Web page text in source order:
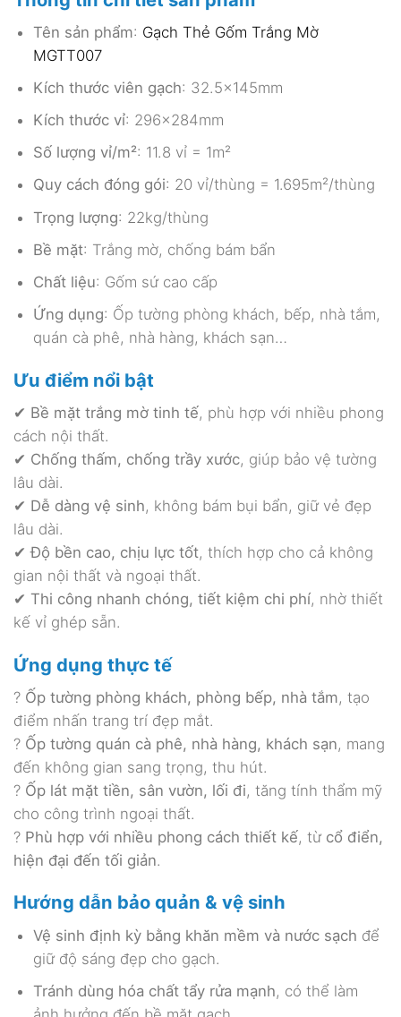
Tên sản phẩm: Gạch Thẻ Gốm Trắng Mờ
MGTT007
Kích thước viên gạch: 32.5x145mm
Kích thước vỉ: 296x284mm
Số lượng vỉ/m²: 11.8 vỉ = 1m²
Quy cách đóng gói: 20 vỉ/thùng = 1.695m²/thùng
Trọng lượng: 22kg/thùng
Bề mặt: Trắng mờ, chống bám bẩn
Chất liệu: Gốm sứ cao cấp
Ứng dụng: Ốp tường phòng khách, bếp, nhà tắm,
quán cà phê, nhà hàng, khách sạn…
Ưu điểm nổi bật
✔ Bề mặt trắng mờ tinh tế, phù hợp với nhiều phong
cách nội thất.
✔ Chống thấm, chống trầy xước, giúp bảo vệ tường
lâu dài.
✔ Dễ dàng vệ sinh, không bám bụi bẩn, giữ vẻ đẹp
lâu dài.
✔Độ bền cao, chịu lực tốt, thích hợp cho cả không
gian nội thất và ngoại thất.
✔ Thi công nhanh chóng, tiết kiệm chi phí, nhờ thiết
kế vỉ ghép sẵn.
Ứng dụng thực tế
? Ốp tường phòng khách, phòng bếp, nhà tắm, tạo
điểm nhấn trang trí đẹp mắt.
? Ốp tường quán cà phê, nhà hàng, khách sạn, mang
đến không gian sang trọng, thu hút.
? Ốp lát mặt tiền, sân vườn, lối đi, tăng tính thẩm mỹ
cho công trình ngoại thất.
? Phù hợp với nhiều phong cách thiết kế, từ cổ điển,
hiện đại đến tối giản.
Hướng dẫn bảo quản & vệ sinh
Vệ sinh định kỳ bằng khăn mềm và nước sạch để
giữ độ sáng đẹp cho gạch.
Tránh dùng hóa chất tẩy rửa mạnh, có thể làm